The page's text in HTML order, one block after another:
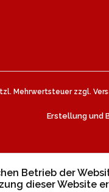
Mehrwertsteuer zzgl.
Erstellung und
Betrieb der
dieser Website